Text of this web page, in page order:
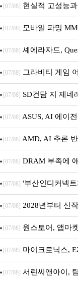
브랜드데이 기획전 진
[07/08] 현실적 고성능
M.2 NVMe 디앤디컴
[07/08] 모바일 파밍
[07/08] 셰에라자드,
내 정식 출시
[07/08] 그라비티 게임
던전 13’ 참가!
[07/08] SD건담 지 제네
아의 용사’ 재개최 및
[07/08] ASUS, AI 에이
[07/08] AMD, AI 추론
[07/08] DRAM 부족에
퍼 대기
[07/08] '부산인디커넥
개막... 22일간 진행
[07/08] 2028년부터 신
문 추가
[07/08] 원스토어, 앱마
[07/08] 마이크로닉스,
시
[07/08] 서린씨앤아이,